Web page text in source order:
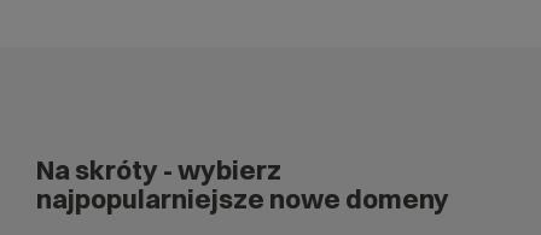
Na skróty - wybierz
najpopularniejsze nowe domeny